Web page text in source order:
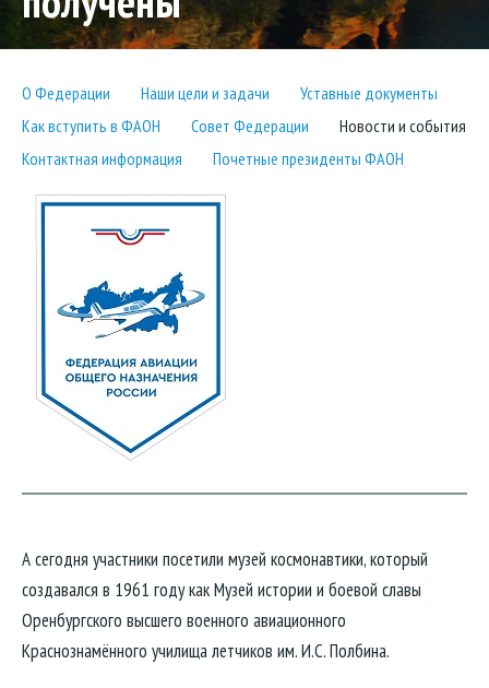
О Федерации Наши цели и задачи
Уставные документы
Как вступить в ФАОН
Совет Федерации
Новости и события
Контактная информация
Почетные президенты ФАОН
А сегодня участники посетили музей космонавтики, который
создавался в 1961 году как Музей истории и боевой славы
Оренбургского высшего военного авиационного
Краснознамённого училища летчиков им. И.С. Полбина.